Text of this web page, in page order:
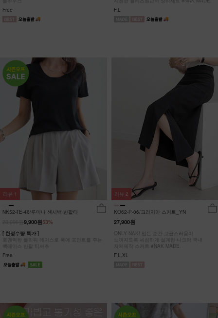
Free
F,L
NK52-TE-46/루미나 섹시백 반팔티
53%
9,900원
[ 한정수량 특가 ]
로맨틱한 플라워 레이스로 룩에 포인트를 주는
백레이스 반팔 티셔츠
Free
리뷰 1
KO62-P-06/크리지아 스커트_YN
27,900원
ONLY NAK! 입는 순간 고급스러움이
느껴지도록 세심하게 설계한 나크의 국내
자체제작 스커트 #NAK MADE.
F,L,XL
리뷰 2